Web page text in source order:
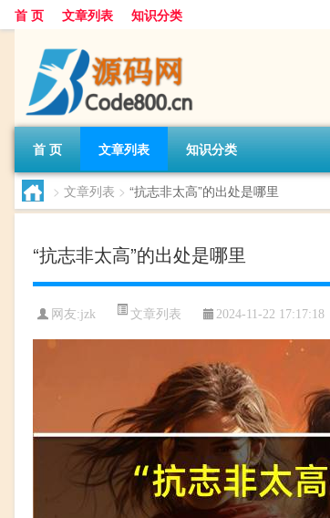
首 页 文章列表 知识分类
首 页 文章列表 知识分类
> 文章列表 > “抗志非太高”的出处是哪里
“抗志非太高”的出处是哪里
网友:jzk 文章列表 2024-11-22 17:17:18